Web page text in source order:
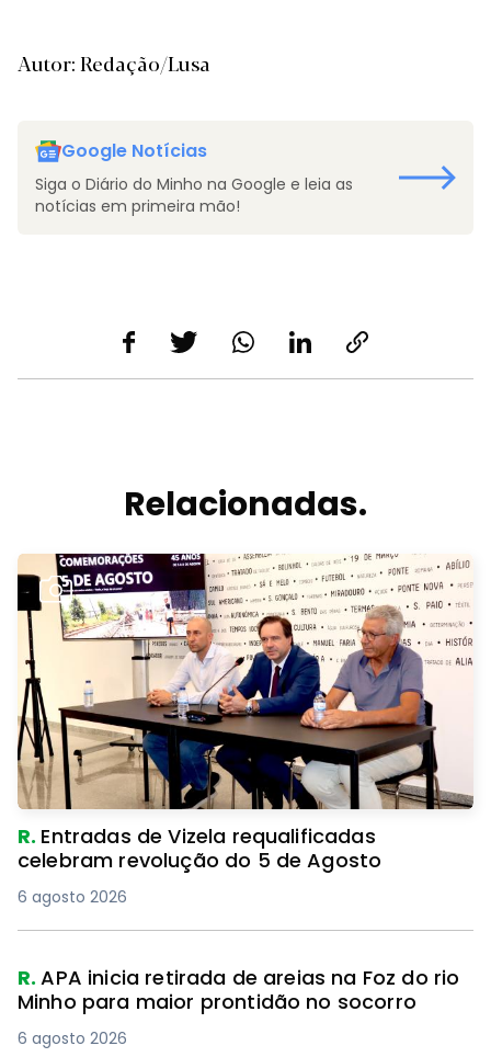
Autor: Redação/Lusa
Google Notícias
Siga o Diário do Minho na Google e leia as
notícias em primeira mão!
Relacionadas.
R. Entradas de Vizela requalificadas
celebram revolução do 5 de Agosto
6 agosto 2026
R.APA inicia retirada de areias na Foz do rio
Minho para maior prontidão no socorro
6 agosto 2026